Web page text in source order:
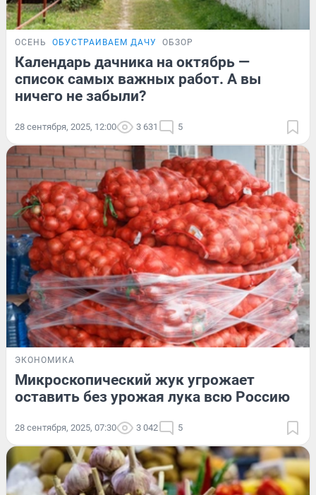
ОСЕНЬ ОБУСТРАИВАЕМ ДАЧУ ОБЗОР
Календарь дачника на октябрь —
список самых важных работ. А вы
ничего не забыли?
28 сентября, 2025, 12:00 3 631 5
ЭКОНОМИКА
Микроскопический жук угрожает
оставить без урожая лука всю Россию
28 сентября, 2025, 07:30 3 042 5